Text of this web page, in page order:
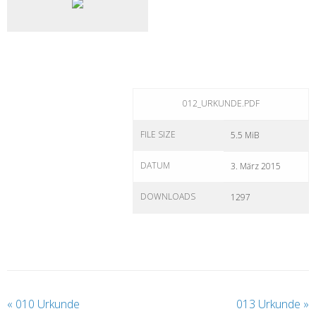
012_URKUNDE.PDF
FILE SIZE 5.5 MiB
DATUM 3. März 2015
DOWNLOADS 1297
« 010 Urkunde 013 Urkunde »